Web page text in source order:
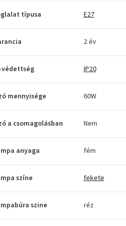
típusa E27
2 év
védettség IP20
mennyisége 60W
a csomagolásban Nem
anyaga fém
színe fekete
szine réz